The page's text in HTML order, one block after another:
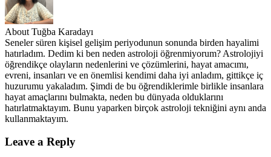
About Tuğba Karadayı
Seneler süren kişisel gelişim periyodunun sonunda birden hayalimi
hatırladım. Dedim ki ben neden astroloji öğrenmiyorum? Astrolojiyi
öğrendikçe olayların nedenlerini ve çözümlerini, hayat amacımı,
evreni, insanları ve en önemlisi kendimi daha iyi anladım, gittikçe iç
huzurumu yakaladım. Şimdi de bu öğrendiklerimle birlikle insanlara
hayat amaçlarını bulmakta, neden bu dünyada olduklarını
hatırlatmaktayım. Bunu yaparken birçok astroloji tekniğini aynı anda
kullanmaktayım.
Leave a Reply